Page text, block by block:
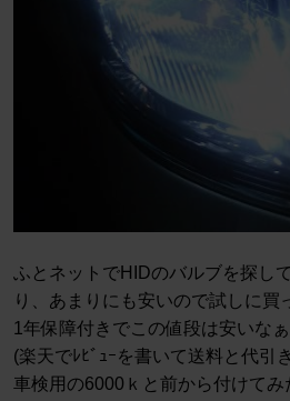
ふとネットでHIDのバルブを探し
り、あまりにも安いので試しに買
1年保障付きでこの値段は安いな
(楽天でﾚﾋﾞｭｰを書いて送料と代引
車検用の6000ｋと前から付けて